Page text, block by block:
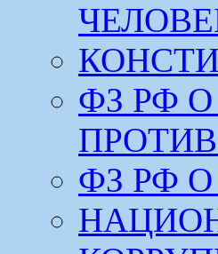
ФЗ РФ
ФЗ РФ